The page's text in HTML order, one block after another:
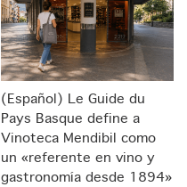
(Español) Le Guide du
Pays Basque define a
Vinoteca Mendibil como
un «referente en vino y
gastronomía desde 1894»